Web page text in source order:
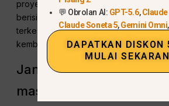
proyek yang akan Anda perlukan
berisi prompt, klip akhir, dan referensi
terkesan membosankan, tetapi jauh
kembali daripada tautan bersama yang
Jangan terlalu
masalah kredit tersebut
💬 Obrolan AI: GPT-5.6,Claude
Claude Soneta 5,Gemini Omni,
DAPATKAN DISKON
MULAI